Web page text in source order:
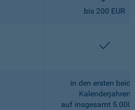
bis 200 EUR
in den ersten
Kalenderjahren
auf insgesamt 5.000